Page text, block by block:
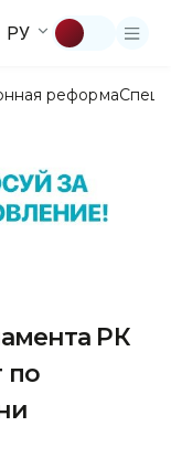
РУ
реформа
РК
по